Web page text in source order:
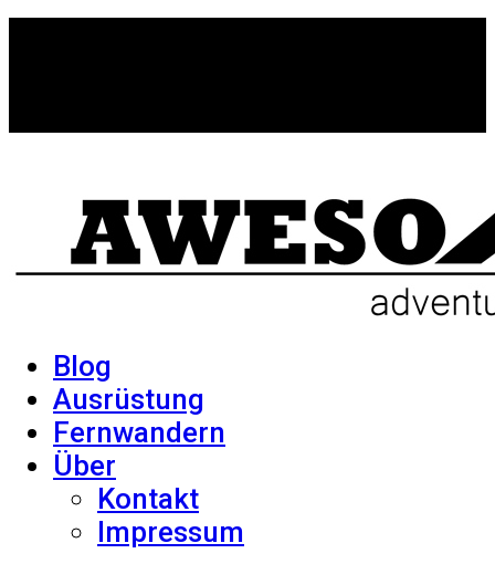
Blog
Ausrüstung
Fernwandern
Über
Kontakt
Impressum